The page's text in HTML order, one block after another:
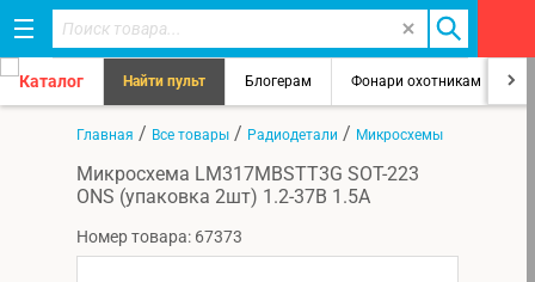
Каталог Найти пульт Блогерам Фонари охотникам
Главная / Все товары / Радиодетали / Микросхемы
Микросхема LM317MBSTT3G SOT-223
ONS (упаковка 2шт) 1.2-37В 1.5А
Номер товара: 67373